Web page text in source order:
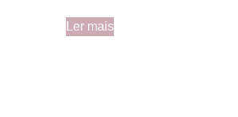
Ler mais